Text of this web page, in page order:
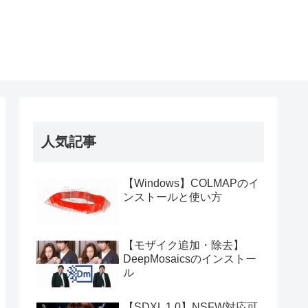
人気記事
【Windows】COLMAPのイ
ンストールと使い方
【モザイク追加・除去】
DeepMosaicsのインストー
ル